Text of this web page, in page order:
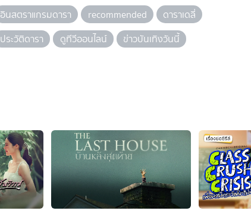
อินสตราแกรมดารา
recommended
ดาราเดลี่
ประวัติดารา
ดูทีวีออนไลน์ ข่าวบันเทิงวันนี้